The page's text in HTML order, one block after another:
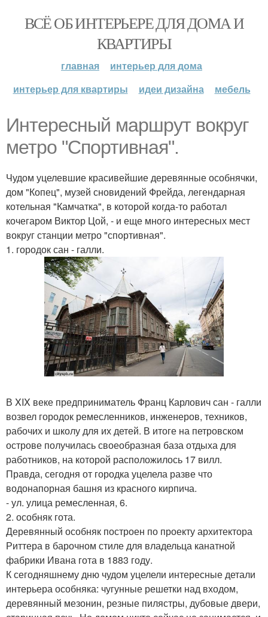
ВСЁ ОБ ИНТЕРЬЕРЕ ДЛЯ ДОМА И
КВАРТИРЫ
главная
интерьер для дома
интерьер для квартиры
идеи дизайна мебель
Интересный маршрут вокруг
метро "Спортивная".
Чудом уцелевшие красивейшие деревянные особнячки,
дом "Копец", музей сновидений Фрейда, легендарная
котельная "Камчатка", в которой когда-то работал
кочегаром Виктор Цой, - и еще много интересных мест
вокруг станции метро "спортивная".
1. городок сан - галли.
В XIX веке предприниматель Франц Карлович сан - галли
возвел городок ремесленников, инженеров, техников,
рабочих и школу для их детей. В итоге на петровском
острове получилась своеобразная база отдыха для
работников, на которой расположилось 17 вилл.
Правда, сегодня от городка уцелела разве что
водонапорная башня из красного кирпича.
- ул. улица ремесленная, 6.
2. особняк гота.
Деревянный особняк построен по проекту архитектора
Риттера в барочном стиле для владельца канатной
фабрики Ивана гота в 1883 году.
К сегодняшнему дню чудом уцелели интересные детали
интерьера особняка: чугунные решетки над входом,
деревянный мезонин, резные пилястры, дубовые двери,